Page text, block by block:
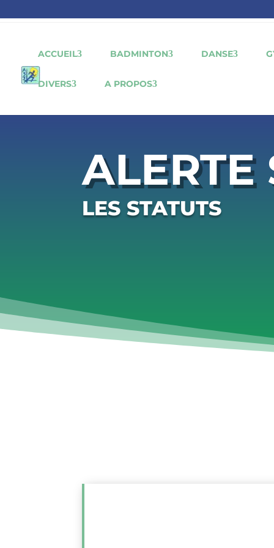
ACCUEIL BADMINTON DANSE
DIVERS A PROPOS
ALERTE
LES STATUTS